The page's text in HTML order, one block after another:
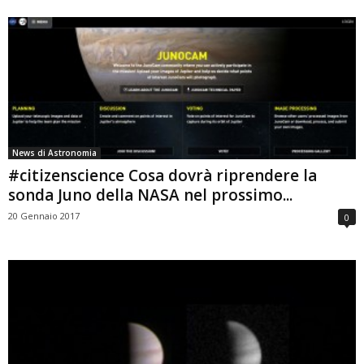
News di Astronomia
#citizenscience Cosa dovrà riprendere la
sonda Juno della NASA nel prossimo...
20 Gennaio 2017 0